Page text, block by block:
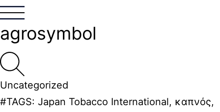
agrosymbol
Uncategorized
#TAGS: Japan Tobacco International, καπνός,